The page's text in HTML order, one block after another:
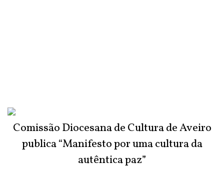
Comissão Diocesana de Cultura de Aveiro
publica “Manifesto por uma cultura da
autêntica paz”